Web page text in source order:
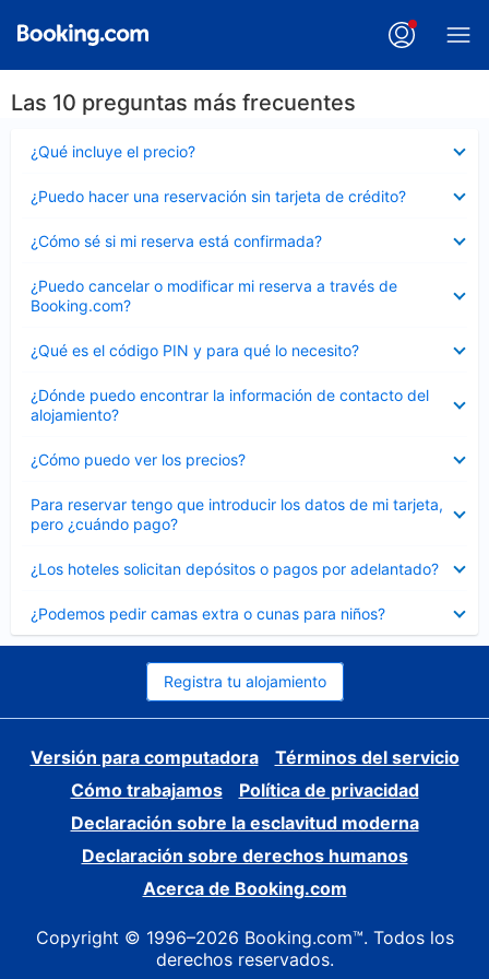
Las 10 preguntas más frecuentes
¿Qué incluye el precio?
cerrado
¿Puedo hacer una reservación sin tarjeta de crédito?
cerrado
¿Cómo sé si mi reserva está confirmada?
cerrado
¿Puedo cancelar o modificar mi reserva a través de
Booking.com?
cerrado
¿Qué es el código PIN y para qué lo necesito?
cerrado
¿Dónde puedo encontrar la información de contacto del
alojamiento?
cerrado
¿Cómo puedo ver los precios?
cerrado
Para reservar tengo que introducir los datos de mi tarjeta,
pero ¿cuándo pago?
cerrado
¿Los hoteles solicitan depósitos o pagos por adelantado?
cerrado
¿Podemos pedir camas extra o cunas para niños?
cerrado
Registra tu alojamiento
Versión para computadora
Términos del servicio
Cómo trabajamos
Política de privacidad
Declaración sobre la esclavitud moderna
Declaración sobre derechos humanos
Acerca de Booking.com
Copyright © 1996–2026 Booking.com™. Todos los
derechos reservados.